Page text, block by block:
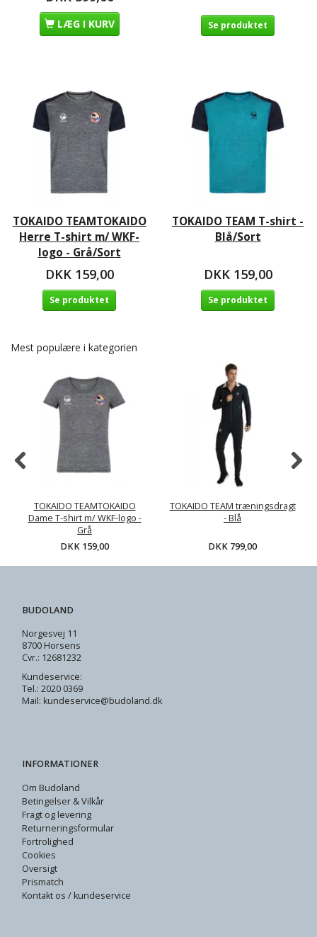
LÆG I KURV Se produktet
TOKAIDO TEAMTOKAIDO
Herre T-shirt m/ WKF-
logo - Grå/Sort
DKK 159,00
Se produktet
TOKAIDO TEAM T-shirt -
Blå/Sort
DKK 159,00
Se produktet
Mest populære i kategorien
TOKAIDO TEAMTOKAIDO
Dame T-shirt m/ WKF-logo -
Grå
DKK 159,00
TOKAIDO TEAM træningsdragt
- Blå
DKK 799,00
BUDOLAND
Norgesvej 11
8700 Horsens
Cvr.: 12681232
Kundeservice:
Tel.: 2020 0369
Mail: kundeservice@budoland.dk
INFORMATIONER
Om Budoland
Betingelser & Vilkår
Fragt og levering
Returneringsformular
Fortrolighed
Cookies
Oversigt
Prismatch
Kontakt os / kundeservice